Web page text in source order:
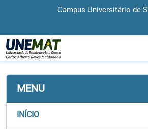
Campus Universitário de
Página Inicial
MENU
INÍCIO